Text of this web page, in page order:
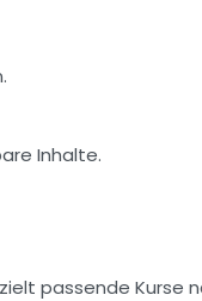
Inhalte.
passende Kurse